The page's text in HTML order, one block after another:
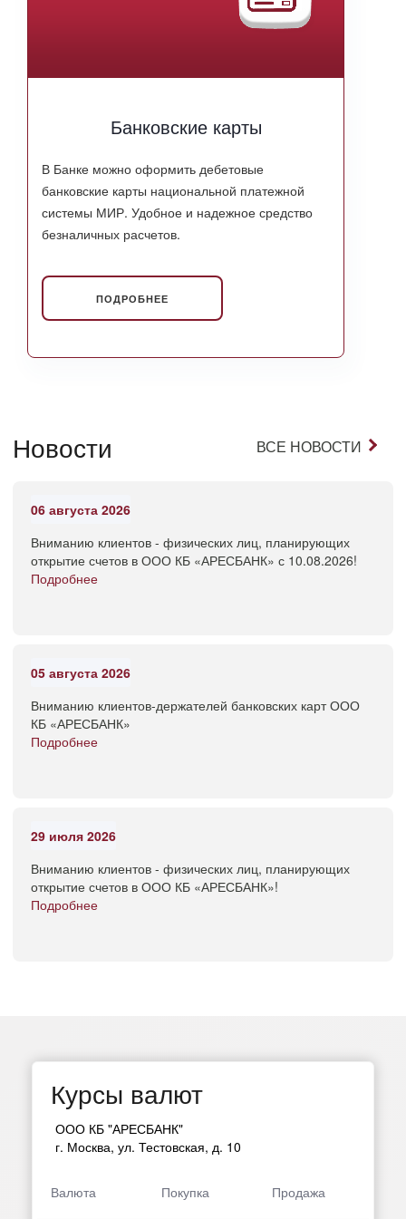
Банковские карты
В Банке можно оформить дебетовые
банковские карты национальной платежной
системы МИР. Удобное и надежное средство
безналичных расчетов.
ПОДРОБНЕЕ
Новости ВСЕ НОВОСТИ
06 августа 2026
Вниманию клиентов - физических лиц, планирующих
открытие счетов в ООО КБ «АРЕСБАНК» с 10.08.2026!
Подробнее
05 августа 2026
Вниманию клиентов-держателей банковских карт ООО
КБ «АРЕСБАНК»
Подробнее
29 июля 2026
Вниманию клиентов - физических лиц, планирующих
открытие счетов в ООО КБ «АРЕСБАНК»!
Подробнее
Курсы валют
ООО КБ "АРЕСБАНК"
г. Москва, ул. Тестовская, д. 10
Валюта Покупка Продажа